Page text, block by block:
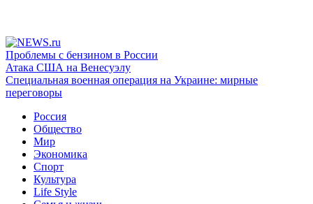
Проблемы с бензином в России
Атака США на Венесуэлу
Специальная военная операция на Украине: мирные
переговоры
Россия
Общество
Мир
Экономика
Спорт
Культура
Life Style